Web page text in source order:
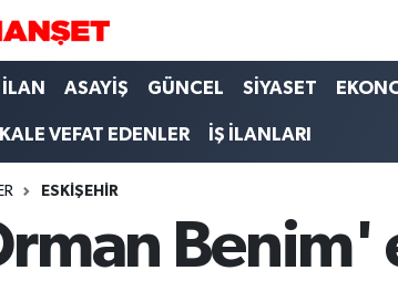
İLAN ASAYİŞ GÜNCEL SİYASET
VEFAT EDENLER İŞ İLANLARI
ESKIŞEHIR
Benim'
Durumu ve Fikstür